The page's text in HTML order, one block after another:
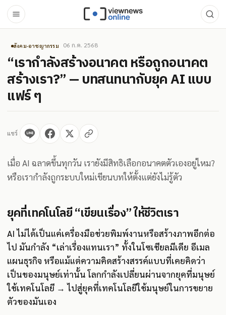
สังคม-อาชญากรรม 06 ก.ค. 2568
“เรากำลังสร้างอนาคต หรือถูกอนาคต
สร้างเรา?” — บทสนทนากับยุค AI แบบ
แฟร์ ๆ
แชร์
เมื่อ AI ฉลาดขึ้นทุกวัน เรายังมีสิทธิเลือกอนาคตตัวเองอยู่ไหม?
หรือเรากำลังถูกระบบใหม่เขียนบทให้ตั้งแต่ยังไม่รู้ตัว
ยุคที่เทคโนโลยี “เขียนเรื่อง” ให้ชีวิตเรา
AI ไม่ได้เป็นแค่เครื่องมือช่วยพิมพ์งานหรือสร้างภาพอีกต่อ
ไป มันกำลัง “เล่าเรื่องแทนเรา” ทั้งในโซเชียลมีเดีย อีเมล
แผนธุรกิจ หรือแม้แต่ความคิดสร้างสรรค์แบบที่เคยคิดว่า
เป็นของมนุษย์เท่านั้น โลกกำลังเปลี่ยนผ่านจากยุคที่มนุษย์
ใช้เทคโนโลยี → ไปสู่ยุคที่เทคโนโลยีใช้มนุษย์ในการขยาย
ตัวของมันเอง